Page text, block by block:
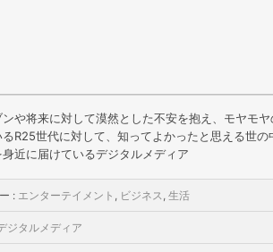
や将来に対して漠然とした不安を抱え、モヤモヤ
るR25世代に対して、知ってよかったと思える世の
近に届けているデジタルメディア
: エンターテイメント , ビジネス, 生活
ジタルメディア